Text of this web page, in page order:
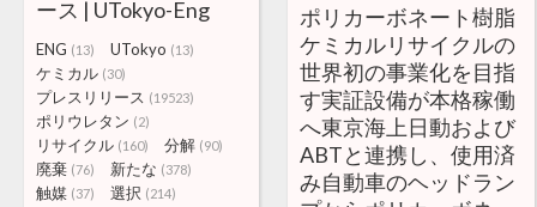
ース | UTokyo-Eng
ENG (13) UTokyo (13)
ケミカル (30)
プレスリリース (19523)
ポリウレタン (2)
リサイクル (160) 分解 (90)
廃棄 (76) 新たな (378)
触媒 (37) 選択 (214)
ポリカーボネート樹脂
ケミカルリサイクルの
世界初の事業化を目指
す実証設備が本格稼働
へ東京海上日動および
ABTと連携し、使用済
み自動車のヘッドラン